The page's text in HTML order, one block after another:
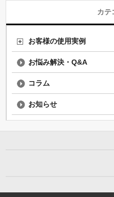
カテ
お客様の使用実例
お悩み解決・Q&A
コラム
お知らせ